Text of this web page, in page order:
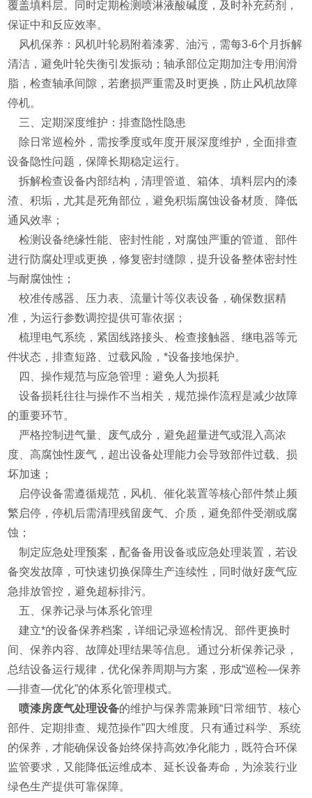
覆盖填料层。同时定期检测喷淋液酸碱度，及时补充药剂，
保证中和反应效率。
风机保养：风机叶轮易附着漆雾、油污，需每3-6个月拆解
清洁，避免叶轮失衡引发振动；轴承部位定期加注专用润滑
脂，检查轴承间隙，若磨损严重需及时更换，防止风机故障
停机。
三、定期深度维护：排查隐性隐患
除日常巡检外，需按季度或年度开展深度维护，全面排查
设备隐性问题，保障长期稳定运行。
拆解检查设备内部结构，清理管道、箱体、填料层内的漆
渣、积垢，尤其是死角部位，避免积垢腐蚀设备材质、降低
通风效率；
检测设备绝缘性能、密封性能，对腐蚀严重的管道、部件
进行防腐处理或更换，修复密封缝隙，提升设备整体密封性
与耐腐蚀性；
校准传感器、压力表、流量计等仪表设备，确保数据精
准，为运行参数调控提供可靠依据；
梳理电气系统，紧固线路接头、检查接触器、继电器等元
件状态，排查短路、过载风险，*设备接地保护。
四、操作规范与应急管理：避免人为损耗
设备损耗往往与操作不当相关，规范操作流程是减少故障
的重要环节。
严格控制进气量、废气成分，避免超量进气或混入高浓
度、高腐蚀性废气，超出设备处理能力会导致部件过载、损
坏加速；
启停设备需遵循规范，风机、催化装置等核心部件禁止频
繁启停，停机后需清理残留废气、介质，避免部件受潮或腐
蚀；
制定应急处理预案，配备备用设备或应急处理装置，若设
备突发故障，可快速切换保障生产连续性，同时做好废气应
急排放管控，避免超标排污。
五、保养记录与体系化管理
建立*的设备保养档案，详细记录巡检情况、部件更换时
间、保养内容、故障处理结果等信息。通过分析保养记录，
总结设备运行规律，优化保养周期与方案，形成“巡检—保养
—排查—优化”的体系化管理模式。
喷漆房废气处理设备的维护与保养需兼顾“日常细节、核心
部件、定期排查、规范操作”四大维度。只有通过科学、系统
的保养，才能确保设备始终保持高效净化能力，既符合环保
监管要求，又能降低运维成本、延长设备寿命，为涂装行业
绿色生产提供可靠保障。